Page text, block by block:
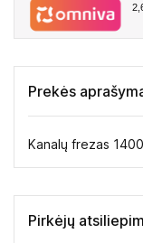
Prekės
Kanalų frezas
Pirkėjų